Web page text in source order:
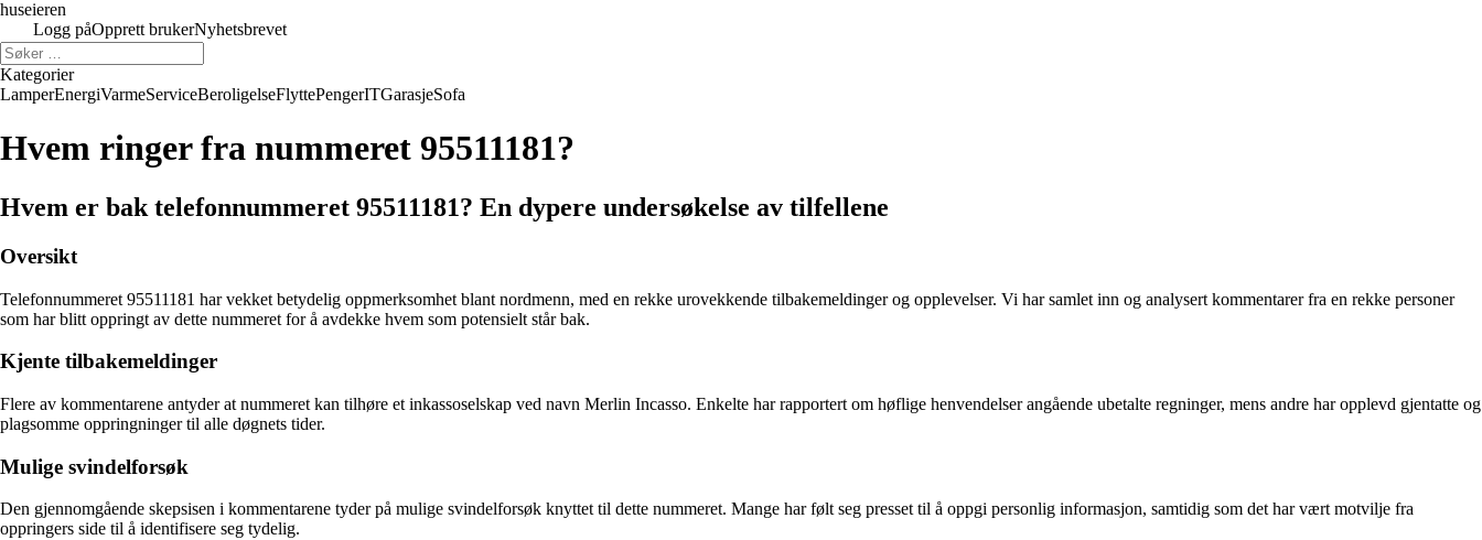
huseieren
Logg påOpprett brukerNyhetsbrevet
Kategorier
LamperEnergiVarmeServiceBeroligelseFlyttePengerITGarasjeSofa
Hvem ringer fra nummeret 95511181?
Hvem er bak telefonnummeret 95511181? En dypere undersøkelse av tilfellene
Oversikt
Telefonnummeret 95511181 har vekket betydelig oppmerksomhet blant nordmenn, med en rekke urovekkende tilbakemeldinger og opplevelser. Vi har samlet inn og analysert kommentarer fra en rekke personer
som har blitt oppringt av dette nummeret for å avdekke hvem som potensielt står bak.
Kjente tilbakemeldinger
Flere av kommentarene antyder at nummeret kan tilhøre et inkassoselskap ved navn Merlin Incasso. Enkelte har rapportert om høflige henvendelser angående ubetalte regninger, mens andre har opplevd gjentatte og
plagsomme oppringninger til alle døgnets tider.
Mulige svindelforsøk
Den gjennomgående skepsisen i kommentarene tyder på mulige svindelforsøk knyttet til dette nummeret. Mange har følt seg presset til å oppgi personlig informasjon, samtidig som det har vært motvilje fra
oppringers side til å identifisere seg tydelig.